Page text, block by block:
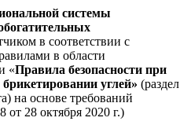
системы
в соответствии с
в области
«Правила безопасности при
углей» (раздел
на основе требований
от 28 октября 2020 г.)